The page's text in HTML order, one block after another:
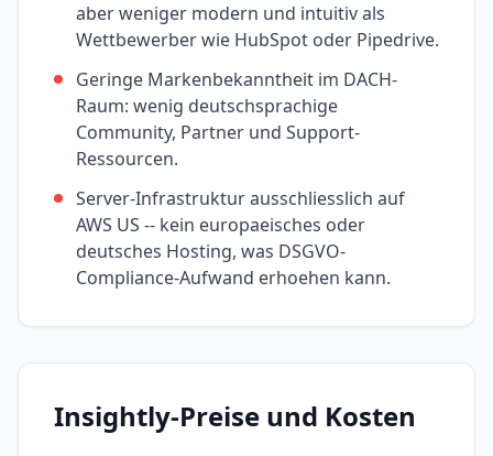
aber weniger modern und intuitiv als
Wettbewerber wie HubSpot oder Pipedrive.
Geringe Markenbekanntheit im DACH-
Raum: wenig deutschsprachige
Community, Partner und Support-
Ressourcen.
Server-Infrastruktur ausschliesslich auf
AWS US -- kein europaeisches oder
deutsches Hosting, was DSGVO-
Compliance-Aufwand erhoehen kann.
Insightly-Preise und Kosten